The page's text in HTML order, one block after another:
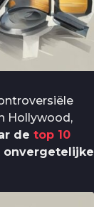
Hollywood,
de top 10
onvergetelijke